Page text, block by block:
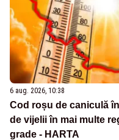
6 aug. 2026, 10:38
Cod roșu de caniculă
de vijelii în mai multe
grade - HARTA